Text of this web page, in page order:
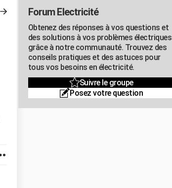
Forum Electricité
Obtenez des réponses à vos questions et
des solutions à vos problèmes électriques
grâce à notre communauté. Trouvez des
conseils pratiques et des astuces pour
tous vos besoins en électricité.
Suivre le groupe
Posez votre question